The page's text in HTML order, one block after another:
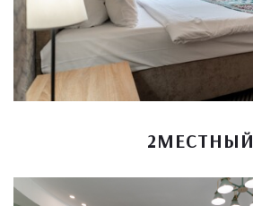
2МЕСТНЫЙ